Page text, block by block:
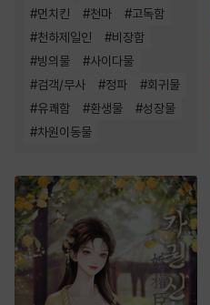
#먼치킨 #천마 #고독함
#천하제일인 #비장함
#빙의물 #사이다물
#검객/무사 #정파 #회귀물
#유쾌함 #환생물 #성장물
#차원이동물